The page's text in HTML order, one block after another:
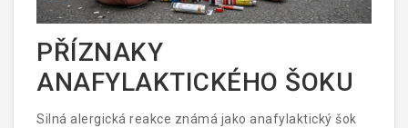
PŘÍZNAKY
ANAFYLAKTICKÉHO ŠOKU
Silná alergická reakce známá jako anafylaktický šok